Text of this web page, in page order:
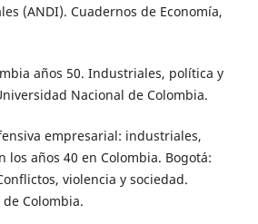
(ANDI). Cuadernos de Economía,
años 50. Industriales, política y
Nacional de Colombia.
empresarial: industriales,
los años 40 en Colombia. Bogotá:
violencia y sociedad.
Colombia.